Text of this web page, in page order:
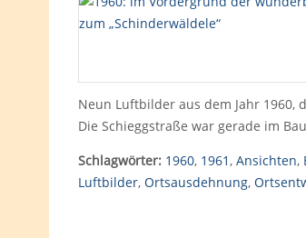
Neun Luftbilder aus dem Jahr
Die Schieggstraße war gerade im
Schlagwörter: 1960, 1961, Ansichten,
Luftbilder, Ortsausdehnung,